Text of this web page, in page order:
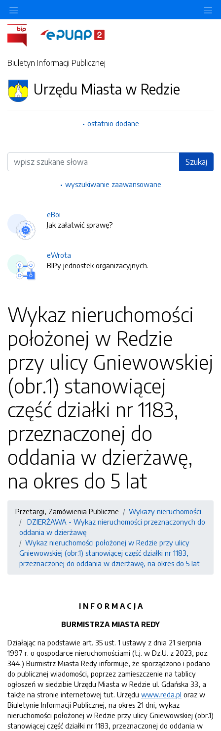
Biuletyn Informacji Publicznej
Urzędu Miasta w Redzie
ostatnio dodane
Wyszukiwarka Szukaj
wyszukiwanie zaawansowane
eBoi
Jak załatwić sprawę?
eWrota
BIPy jednostek organizacyjnych.
Wykaz nieruchomości
położonej w Redzie
przy ulicy Gniewowskiej
(obr.1) stanowiącej
część działki nr 1183,
przeznaczonej do
oddania w dzierżawę,
na okres do 5 lat
Przetargi, Zamówienia Publiczne
Wykazy nieruchomości
DZIERŻAWA - Wykaz nieruchomości przeznaczonych do
oddania w dzierżawę
Wykaz nieruchomości położonej w Redzie przy ulicy
Gniewowskiej (obr.1) stanowiącej część działki nr 1183,
przeznaczonej do oddania w dzierżawę, na okres do 5 lat
I N F O R M A C J A
BURMISTRZA MIASTA REDY
Działając na podstawie art. 35 ust. 1 ustawy z dnia 21 sierpnia
1997 r. o gospodarce nieruchomościami (t.j. w Dz.U. z 2023, poz.
344.) Burmistrz Miasta Redy informuje, że sporządzono i podano
do publicznej wiadomości, poprzez zamieszczenie na tablicy
ogłoszeń w siedzibie Urzędu Miasta w Redzie ul. Gdańska 33, a
także na stronie internetowej tut. Urzędu www.reda.pl oraz w
Biuletynie Informacji Publicznej, na okres 21 dni, wykaz
nieruchomości położonej w Redzie przy ulicy Gniewowskiej (obr.1)
stanowiącej część działki nr 1183, przeznaczonej do oddania w